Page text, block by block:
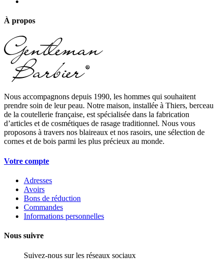
À propos
Nous accompagnons depuis 1990, les hommes qui souhaitent
prendre soin de leur peau. Notre maison, installée à Thiers, berceau
de la coutellerie française, est spécialisée dans la fabrication
d’articles et de cosmétiques de rasage traditionnel. Nous vous
proposons à travers nos blaireaux et nos rasoirs, une sélection de
cornes et de bois parmi les plus précieux au monde.
Votre compte
Adresses
Avoirs
Bons de réduction
Commandes
Informations personnelles
Nous suivre
Suivez-nous sur les réseaux sociaux